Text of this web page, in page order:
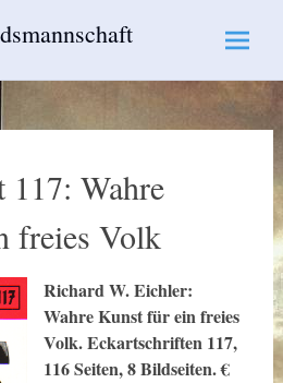
Wahre
freies Volk
Richard W. Eichler:
Wahre Kunst für ein freies
Volk. Eckartschriften 117,
116 Seiten, 8 Bildseiten. €